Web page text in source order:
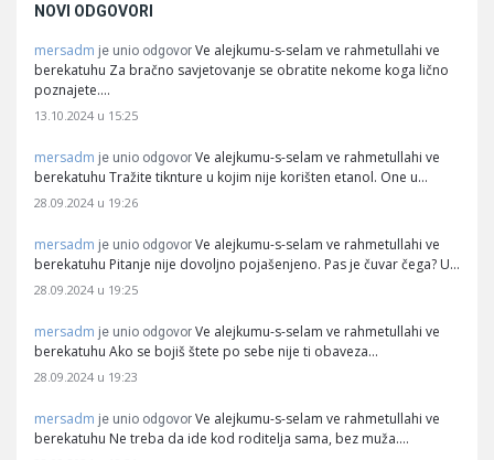
NOVI ODGOVORI
mersadm je unio odgovor Ve alejkumu-s-selam ve rahmetullahi ve
berekatuhu Za bračno savjetovanje se obratite nekome koga lično
poznajete.…
13.10.2024 u 15:25
mersadm je unio odgovor Ve alejkumu-s-selam ve rahmetullahi ve
berekatuhu Tražite tiknture u kojim nije korišten etanol. One u…
28.09.2024 u 19:26
mersadm je unio odgovor Ve alejkumu-s-selam ve rahmetullahi ve
berekatuhu Pitanje nije dovoljno pojašenjeno. Pas je čuvar čega? U…
28.09.2024 u 19:25
mersadm je unio odgovor Ve alejkumu-s-selam ve rahmetullahi ve
berekatuhu Ako se bojiš štete po sebe nije ti obaveza…
28.09.2024 u 19:23
mersadm je unio odgovor Ve alejkumu-s-selam ve rahmetullahi ve
berekatuhu Ne treba da ide kod roditelja sama, bez muža.…